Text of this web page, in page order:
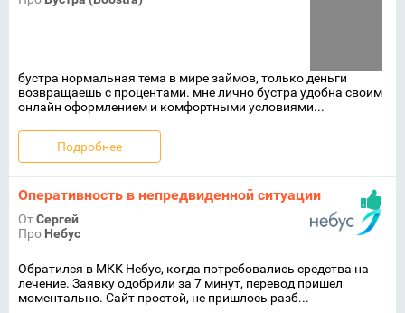
бустра нормальная тема в мире займов, только деньги
возвращаешь с процентами. мне лично бустра удобна своим
онлайн оформлением и комфортными условиями...
Подробнее
Оперативность в непредвиденной ситуации
ОтСергей
Про Небус
Обратился в МКК Небус, когда потребовались средства на
лечение. Заявку одобрили за 7 минут, перевод пришел
моментально. Сайт простой, не пришлось разб...